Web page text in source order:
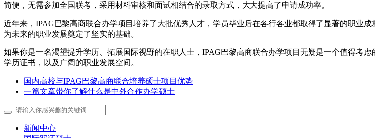
简便，无需参加全国联考，采用材料审核和面试相结合的录取方式，大大提高了申请成功率。
近年来，IPAG巴黎高商联合办学项目培养了大批优秀人才，学员毕业后在各行各业都取得了显著的职业
为未来的职业发展奠定了坚实的基础。
如果你是一名渴望提升学历、拓展国际视野的在职人士，IPAG巴黎高商联合办学项目无疑是一个值得考
学历证书，以及广阔的职业发展空间。
国内高校与IPAG巴黎高商联合培养硕士项目优势
一篇文章带你了解什么是中外合作办学硕士
新闻中心